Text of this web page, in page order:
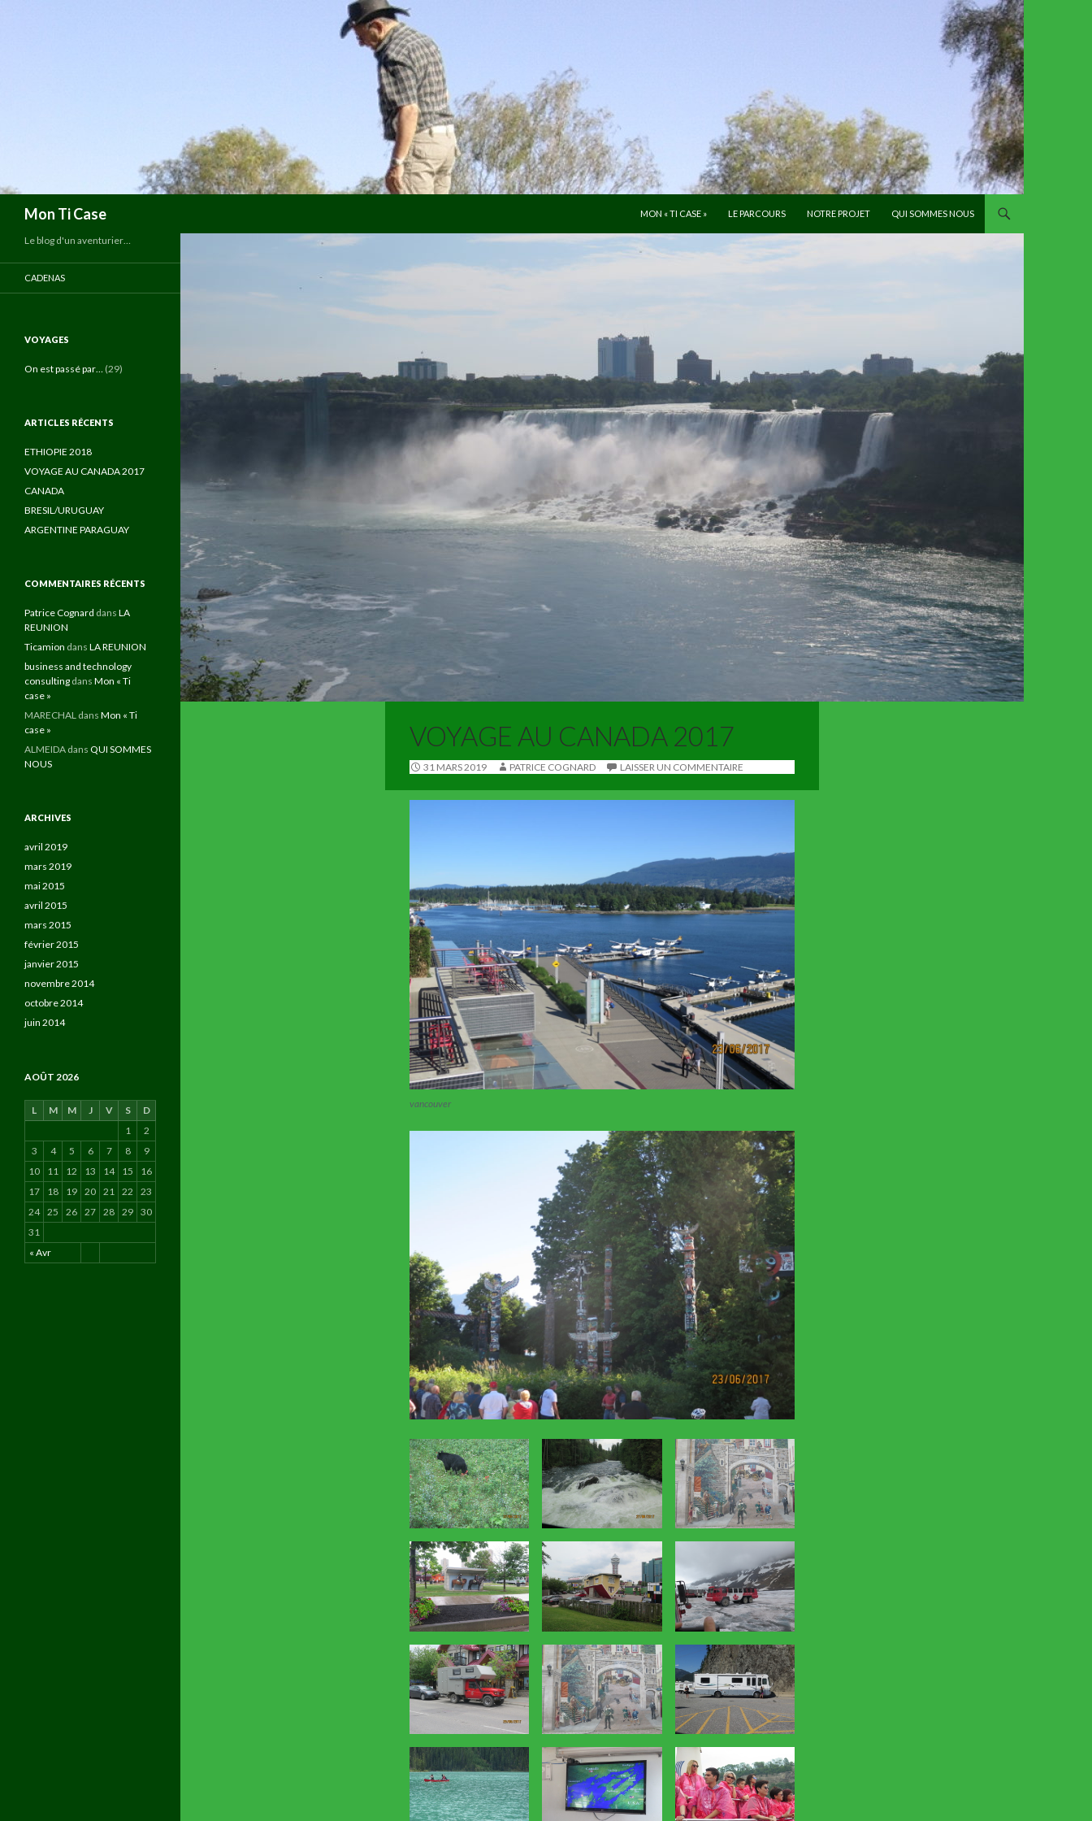
Mon Ti Case
MON « TI CASE »
LE PARCOURS NOTRE PROJET QUI SOMMES NOUS
VOYAGE AU CANADA 2017
31 MARS 2019 PATRICE COGNARD LAISSER UN COMMENTAIRE
vancouver
Le blog d'un aventurier…
CADENAS
VOYAGES
On est passé par… (29)
ARTICLES RÉCENTS
ETHIOPIE 2018
VOYAGE AU CANADA 2017
CANADA
BRESIL/URUGUAY
ARGENTINE PARAGUAY
COMMENTAIRES RÉCENTS
Patrice Cognard dans LA
REUNION
Ticamion dans LA REUNION
business and technology
consulting dans Mon « Ti
case »
MARECHAL dans Mon « Ti
case »
ALMEIDA dans QUI SOMMES
NOUS
ARCHIVES
avril 2019
mars 2019
mai 2015
avril 2015
mars 2015
février 2015
janvier 2015
novembre 2014
octobre 2014
juin 2014
AOÛT 2026
L M M J V S D
« Avr
1
2
3
4 5 6 7 8
9
10
11 12 13 14 15
16
17
18 19 20 21 22
23
24 25 26 27 28 29 30
31